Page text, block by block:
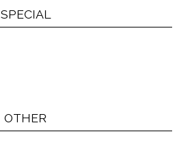
SPECIAL
OTHER